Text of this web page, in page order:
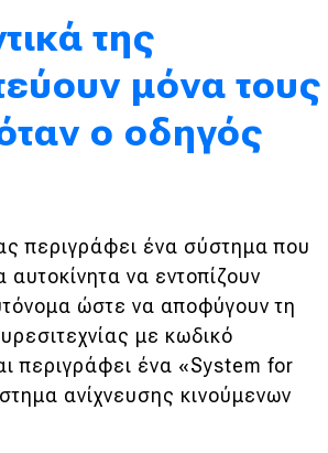
της
μόνα τους
ο οδηγός
περιγράφει ένα σύστημα που
να εντοπίζουν
ώστε να αποφύγουν τη
με κωδικό
περιγράφει ένα «System for
ανίχνευσης κινούμενων